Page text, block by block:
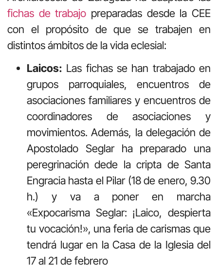
fichas de trabajo preparadas desde la CEE
con el propósito de que se trabajen en
distintos ámbitos de la vida eclesial:
Laicos: Las fichas se han trabajado en
grupos parroquiales, encuentros de
asociaciones familiares y encuentros de
coordinadores de asociaciones y
movimientos. Además, la delegación de
Apostolado Seglar ha preparado una
peregrinación dede la cripta de Santa
Engracia hasta el Pilar (18 de enero, 9.30
h.) y va a poner en marcha
«Expocarisma Seglar: ¡Laico, despierta
tu vocación!», una feria de carismas que
tendrá lugar en la Casa de la Iglesia del
17 al 21 de febrero